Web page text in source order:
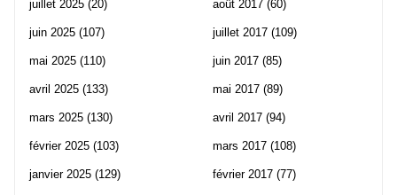
juillet 2025 (20)
juin 2025 (107)
mai 2025 (110)
avril 2025 (133)
mars 2025 (130)
février 2025 (103)
janvier 2025 (129)
août 2017 (60)
juillet 2017 (109)
juin 2017 (85)
mai 2017 (89)
avril 2017 (94)
mars 2017 (108)
février 2017 (77)